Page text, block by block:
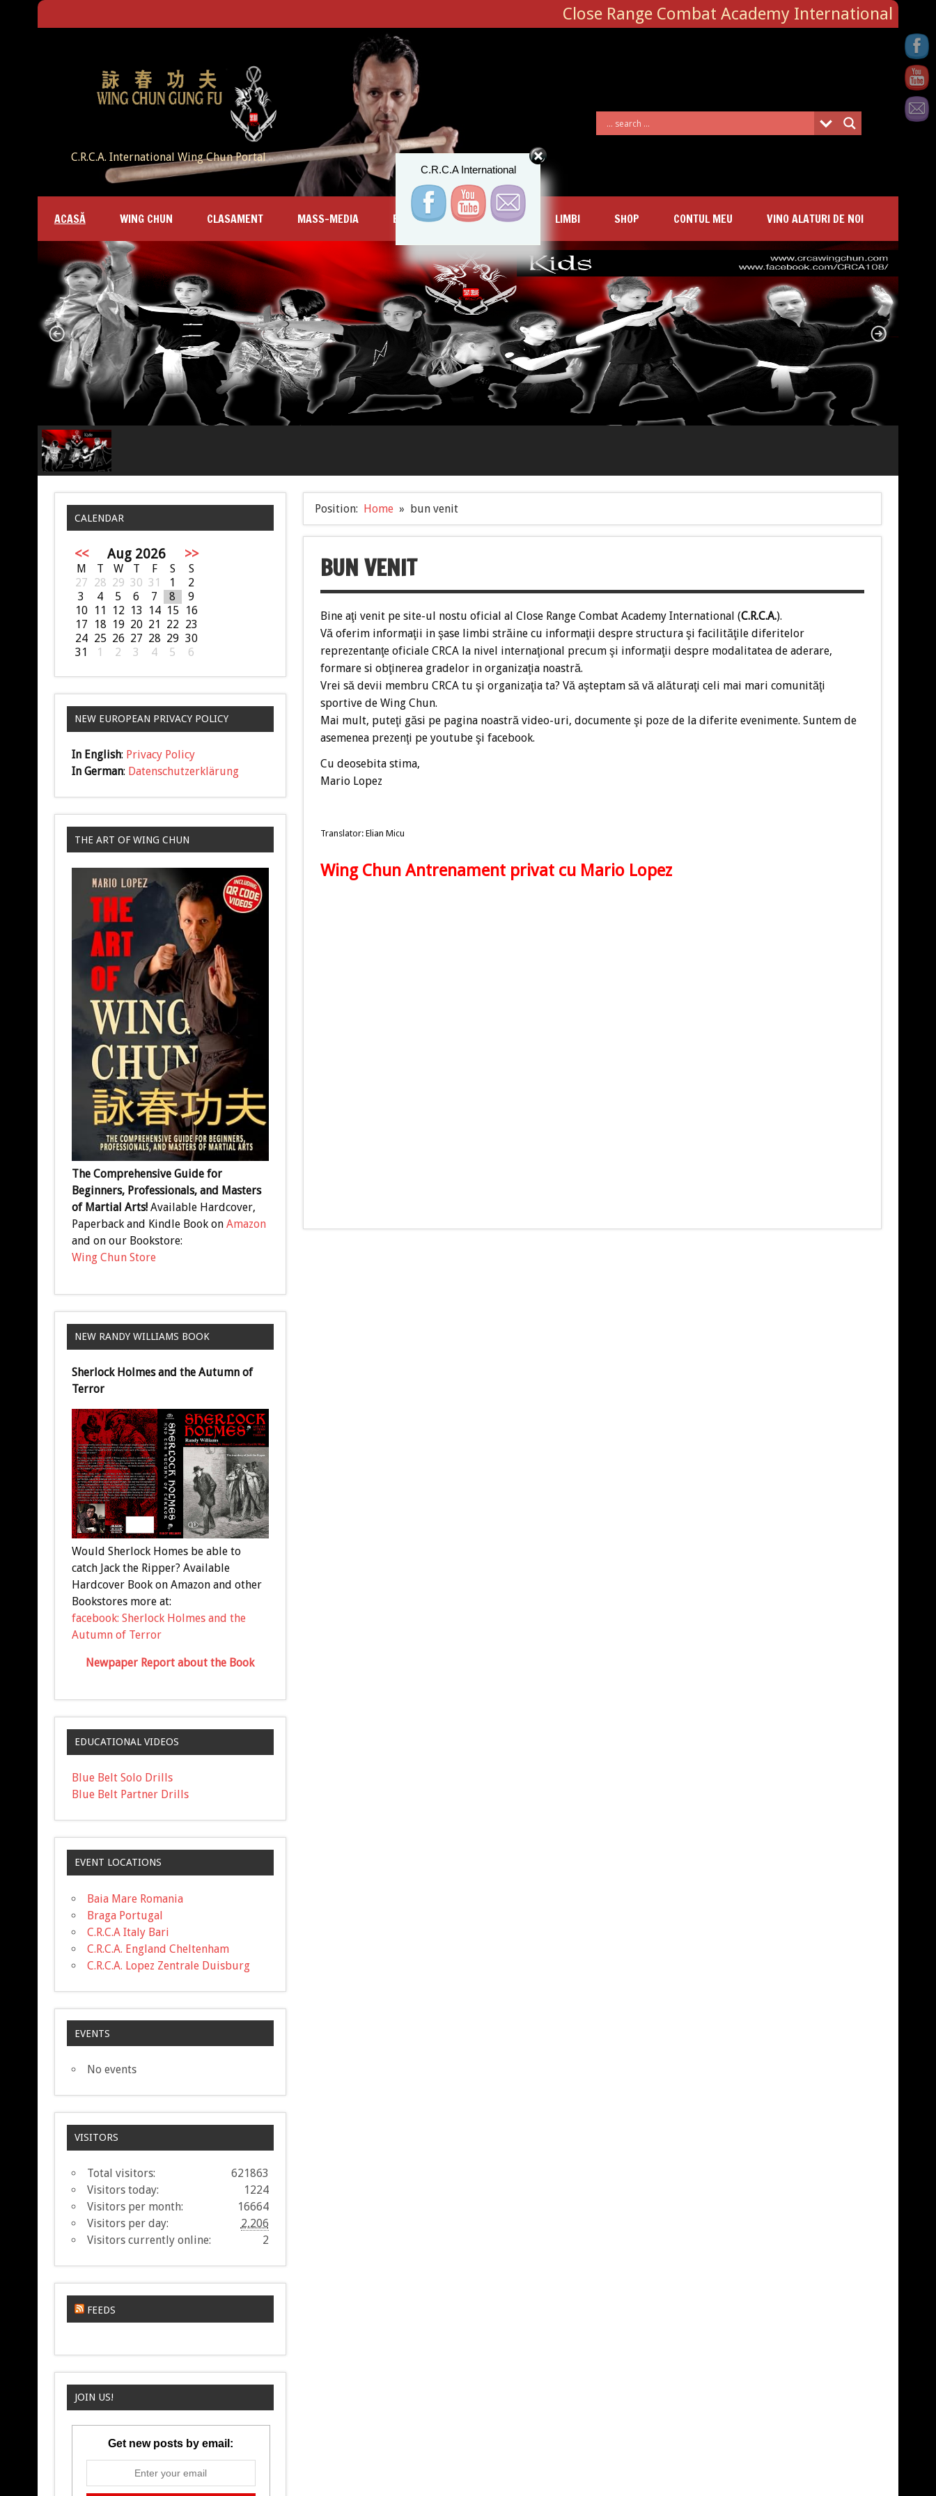
Close Range Combat Academy International
C.R.C.A. International Wing Chun Portal
ACASĂ WING CHUN CLASAMENT MASS-MEDIA EVENIMENTE LOCATII LIMBI SHOP CONTUL MEU VINO ALATURI DE NOI
Position: Home bun venit
BUN VENIT
Bine aţi venit pe site-ul nostu oficial al Close Range Combat Academy International (C.R.C.A.).
Vă oferim informaţii in şase limbi străine cu informaţii despre structura şi facilităţile diferitelor
reprezentanţe oficiale CRCA la nivel internaţional precum şi informaţii despre modalitatea de aderare,
formare si obţinerea gradelor in organizaţia noastră.
Vrei să devii membru CRCA tu şi organizaţia ta? Vă aşteptam să vă alăturaţi celi mai mari comunităţi
sportive de Wing Chun.
Mai mult, puteţi găsi pe pagina noastră video-uri, documente şi poze de la diferite evenimente. Suntem de
asemenea prezenţi pe youtube şi facebook.
Cu deosebita stima,
Mario Lopez
Translator: Elian Micu
Wing Chun Antrenament privat cu Mario Lopez
CALENDAR
<< Aug 2026 >>
M T W T F S
S
27 28 29 30 31 1
2
3
4 5 6 7 8
9
10 11 12 13 14 15 16
17
18 19 20 21 22 23
24 25 26 27 28 29 30
31
1 2 3 4 5 6
NEW EUROPEAN PRIVACY POLICY
In English: Privacy Policy
In German: Datenschutzerklärung
THE ART OF WING CHUN
The Comprehensive Guide for
Beginners, Professionals, and Masters
of Martial Arts!Available Hardcover,
Paperback and Kindle Book on Amazon
and on our Bookstore:
Wing Chun Store
NEW RANDY WILLIAMS BOOK
Sherlock Holmes and the Autumn of
Terror
Would Sherlock Homes be able to
catch Jack the Ripper? Available
Hardcover Book on Amazon and other
Bookstores more at:
facebook: Sherlock Holmes and the
Autumn of Terror
Newpaper Report about the Book
EDUCATIONAL VIDEOS
Blue Belt Solo Drills
Blue Belt Partner Drills
EVENT LOCATIONS
Baia Mare Romania
Braga Portugal
C.R.C.A Italy Bari
C.R.C.A. England Cheltenham
C.R.C.A. Lopez Zentrale Duisburg
EVENTS
No events
VISITORS
621863
Total visitors:
1224
Visitors today:
16664
Visitors per month:
2,206
Visitors per day:
2
Visitors currently online:
FEEDS
JOIN US!
Get new posts by email:
C.R.C.A International